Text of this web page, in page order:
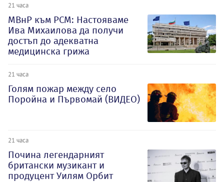
21 часа
МВнР към РСМ: Настояваме
Ива Михаилова да получи
достъп до адекватна
медицинска грижа
21 часа
Голям пожар между село
Поройна и Първомай (ВИДЕО)
21 часа
Почина легендарният
британски музикант и
продуцент Уилям Орбит